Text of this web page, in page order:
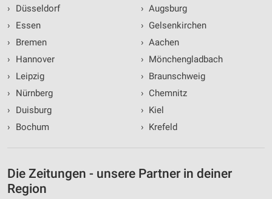
›
Düsseldorf
›
Essen
›
Bremen
›
Hannover
›
Leipzig
›
Nürnberg
›
Duisburg
›
Bochum
› Augsburg
› Gelsenkirchen
› Aachen
› Mönchengladbach
› Braunschweig
› Chemnitz
› Kiel
› Krefeld
Die Zeitungen - unsere Partner in deiner
Region